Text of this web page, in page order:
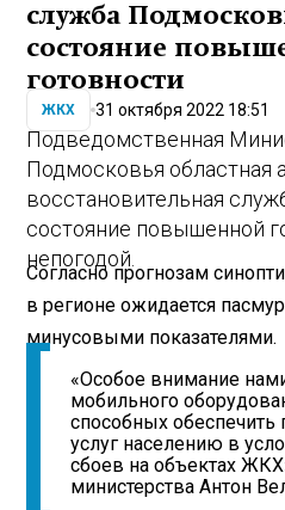
служба
состояние
готовности
ЖКХ 31 октября 2022 18:51
Подведомственная
Подмосковья областная
восстановительная
состояние повышенной
непогодой.
Согласно прогнозам
в регионе ожидается
минусовыми показателями.
«Особое внимание
мобильного
способных
услуг населению в
сбоев на объектах
министерства Антон